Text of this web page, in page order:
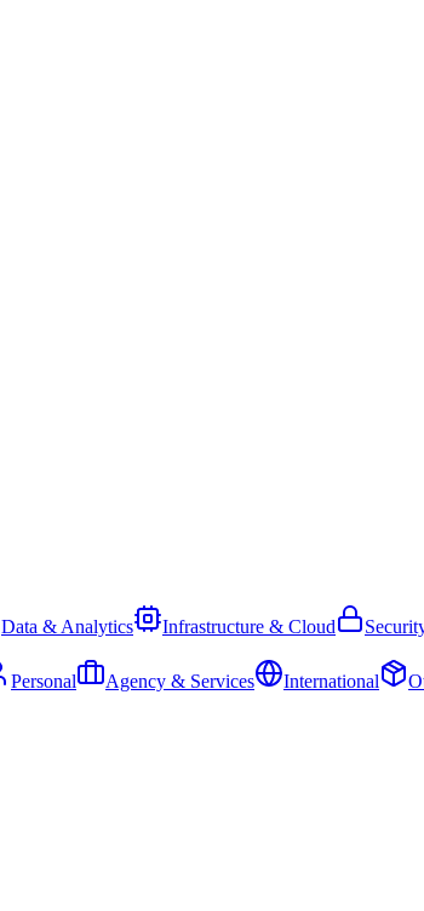
Data & Analytics Infrastructure & Cloud
Personal Agency & Services International